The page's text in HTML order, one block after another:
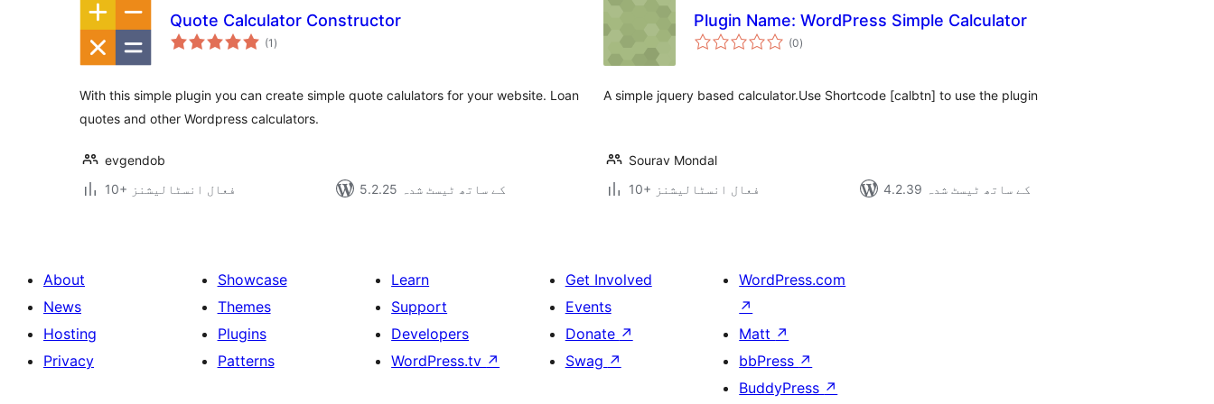
Quote Calculator Constructor
(1 مجموعی
درجہ
)
With this simple plugin you can create simple quote calulators for your website. Loan
quotes and other Wordpress calculators.
evgendob
10+ فعال انسٹالیشنز
5.2.25 کے ساتھ ٹیسٹ شدہ
Plugin Name: WordPress Simple Calculator
(0مجموعی
درجہ
)
A simple jquery based calculator.Use Shortcode [calbtn] to use the plugin
Sourav Mondal
10+ فعال انسٹالیشنز
4.2.39 کے ساتھ ٹیسٹ شدہ
About
News
Hosting
Privacy
Showcase
Themes
Plugins
Patterns
Learn
Support
Developers
WordPress.tv ↗
Get Involved
Events
Donate ↗
Swag ↗
WordPress.com
↗
Matt ↗
bbPress ↗
BuddyPress ↗